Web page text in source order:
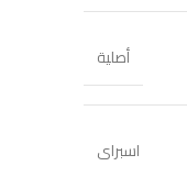
أصلية
اسبراى